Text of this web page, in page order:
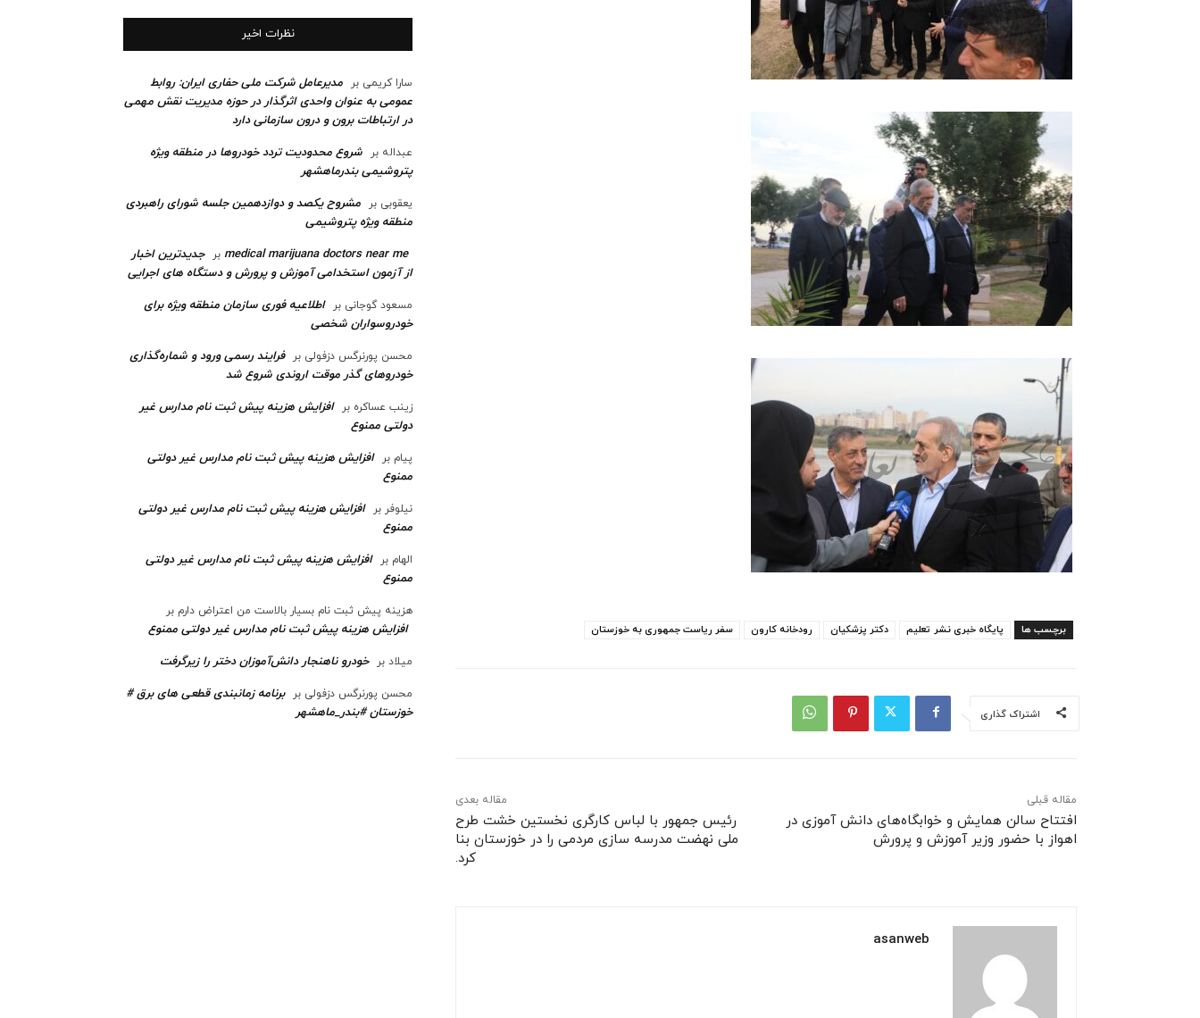
برچسب ها پایگاه خبری نشر تعلیم دکتر پزشکیان رودخانه کارون سفر ریاست جمهوری به خوزستان
اشتراک گذاری
مقاله قبلی
افتتاح سالن همایش و خوابگاه‌های دانش آموزی در
اهواز با حضور وزیر آموزش و پرورش
مقاله بعدی
رئیس جمهور با لباس کارگری نخستین خشت طرح
ملی نهضت مدرسه سازی مردمی را در خوزستان بنا
کرد.
asanweb
نظرات اخیر
سارا کریمی بر
مدیرعامل شرکت ملی حفاری ایران: روابط
عمومی به عنوان واحدی اثرگذار در حوزه مدیریت نقش مهمی
در ارتباطات برون و درون سازمانی دارد
عبداله بر
شروع محدودیت تردد خودروها در منطقه ویژه
پتروشیمی بندرماهشهر
یعقوبی بر
مشروح یکصد و دوازدهمین جلسه شورای راهبردی
منطقه ویژه پتروشیمی‌
medical marijuana doctors near me بر
جدیدترین اخبار
از آزمون استخدامی آموزش و پرورش و دستگاه های اجرایی
مسعود گوجانی بر
اطلاعیه فوری سازمان منطقه ویژه برای
خودروسواران شخصی
محسن پورنرگس دزفولی بر
فرایند رسمی ورود و شماره‌گذاری
خودرو‌های گذر موقت اروندی شروع شد
زینب عساکره بر
افزایش هزینه پیش ثبت نام مدارس غیر
دولتی ممنوع
پیام بر
افزایش هزینه پیش ثبت نام مدارس غیر دولتی
ممنوع
نیلوفر بر
افزایش هزینه پیش ثبت نام مدارس غیر دولتی
ممنوع
الهام بر
افزایش هزینه پیش ثبت نام مدارس غیر دولتی
ممنوع
هزینه پیش ثبت نام بسیار بالاست من اعتراض دارم بر
افزایش هزینه پیش ثبت نام مدارس غیر دولتی ممنوع
میلاد بر خودرو ناهنجار دانش‌آموزان دختر را زیرگرفت
محسن پورنرگس دزفولی بر
برنامه زمانبندی قطعی های برق #
خوزستان #بندر_ماهشهر